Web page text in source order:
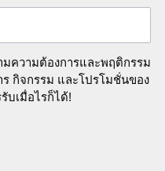
มความต้องการและพฤติกรรม
กิจกรรม และโปรโมชั่นของ
บเมื่อไรก็ได้!